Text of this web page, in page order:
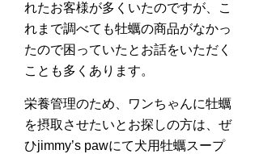
れたお客様が多くいたのですが、こ
れまで調べても牡蠣の商品がなかっ
たので困っていたとお話をいただく
ことも多くあります。
栄養管理のため、ワンちゃんに牡蠣
を摂取させたいとお探しの方は、ぜ
ひjimmy’s pawにて犬用牡蠣スープ